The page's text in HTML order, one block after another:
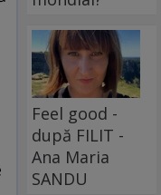
Feel good -
după FILIT -
Ana Maria
SANDU